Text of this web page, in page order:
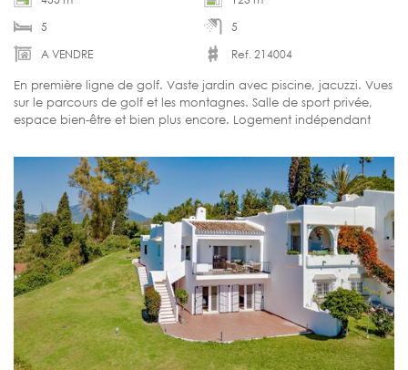
5
5
A VENDRE
Ref. 214004
En première ligne de golf. Vaste jardin avec piscine, jacuzzi. Vues
sur le parcours de golf et les montagnes. Salle de sport privée,
espace bien-être et bien plus encore. Logement indépendant